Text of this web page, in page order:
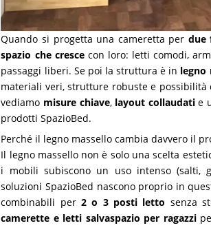
Quando si progetta una cameretta per due
spazio che crescecon loro: letti comodi,
passaggi liberi. Se poi la struttura è in legno
materiali veri, strutture robuste e
vediamo misure chiave, layout collaudatie
prodotti SpazioBed.
Perché il legno massello cambia davvero il
Il legno massello non è solo una scelta
i mobili subiscono un uso intenso (salti,
soluzioni SpazioBed nascono proprio in
combinabili per2 o 3 posti letto senza
camerette e letti salvaspazio per ragazzi